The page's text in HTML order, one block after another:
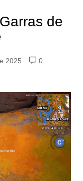
de
2025
0